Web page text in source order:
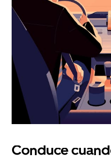
el
botón
escape
el
calendario.
Conduce